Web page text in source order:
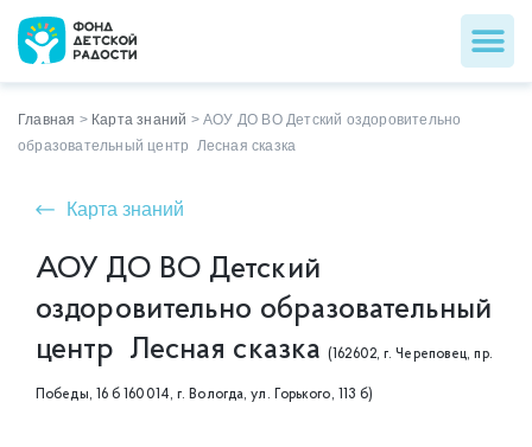
Главная > Карта знаний >АОУ ДО ВО Детский оздоровительно
образовательный центр Лесная сказка
Карта знаний
АОУ ДО ВО Детский
оздоровительно образовательный
центр Лесная сказка(162602, г. Череповец, пр.
Победы, 16 б 160014, г. Вологда, ул. Горького, 113 б)